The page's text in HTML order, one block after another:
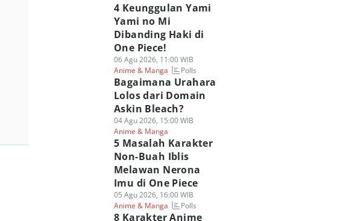
4 Keunggulan Yami
Yami no Mi
Dibanding Haki di
One Piece!
06 Agu 2026, 11:00 WIB
Anime & Manga
Polls
Bagaimana Urahara
Lolos dari Domain
Askin Bleach?
04 Agu 2026, 15:00 WIB
Anime & Manga
5 Masalah Karakter
Non-Buah Iblis
Melawan Nerona
Imu di One Piece
05 Agu 2026, 16:00 WIB
Anime & Manga
Polls
8 Karakter Anime